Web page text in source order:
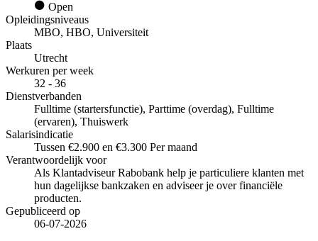
Open
Opleidingsniveaus
MBO, HBO, Universiteit
Plaats
Utrecht
Werkuren per week
32 - 36
Dienstverbanden
Fulltime (startersfunctie), Parttime (overdag), Fulltime
(ervaren), Thuiswerk
Salarisindicatie
Tussen €2.900 en €3.300 Per maand
Verantwoordelijk voor
Als Klantadviseur Rabobank help je particuliere klanten met
hun dagelijkse bankzaken en adviseer je over financiële
producten.
Gepubliceerd op
06-07-2026